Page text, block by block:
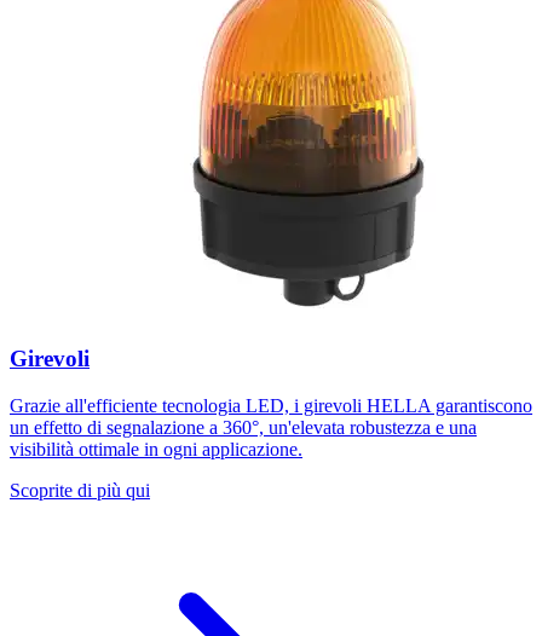
Girevoli
Grazie all'efficiente tecnologia LED, i girevoli HELLA garantiscono
un effetto di segnalazione a 360°, un'elevata robustezza e una
visibilità ottimale in ogni applicazione.
Scoprite di più qui